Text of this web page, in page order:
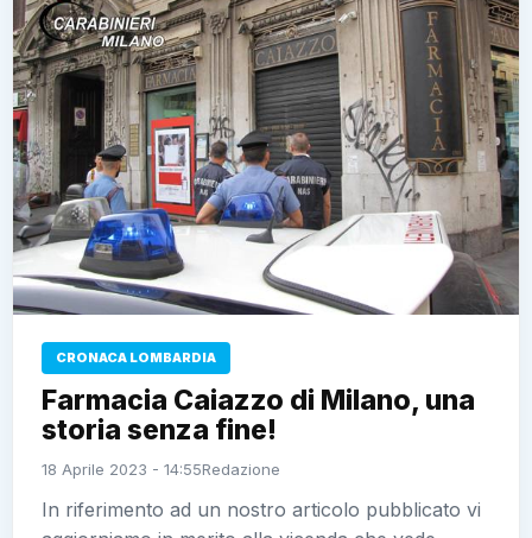
CRONACA LOMBARDIA
Farmacia Caiazzo di Milano, una
storia senza fine!
18 Aprile 2023 - 14:55Redazione
In riferimento ad un nostro articolo pubblicato vi